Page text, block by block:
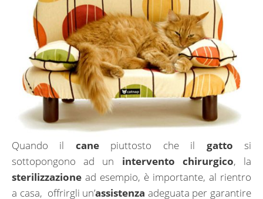
Quando il canepiuttosto che il gatto si
sottopongono ad un intervento chirurgico, la
sterilizzazione ad esempio, è importante, al rientro
a casa, offrirgli un’assistenza adeguata per garantire